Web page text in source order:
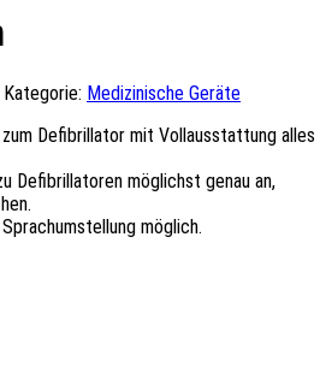
Kategorie: Medizinische Geräte
Defibrillator mit Vollausstattung alles
Defibrillatoren möglichst genau an,
möglich.